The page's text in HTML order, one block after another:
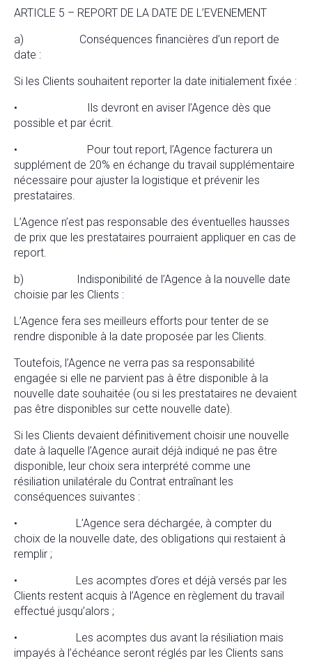
ARTICLE 5 – REPORT DE LA DATE DE L’EVENEMENT
a) Conséquences financières d’un report de
date :
Si les Clients souhaitent reporter la date initialement fixée :
• Ils devront en aviser l’Agence dès que
possible et par écrit.
• Pour tout report, l’Agence facturera un
supplément de 20% en échange du travail supplémentaire
nécessaire pour ajuster la logistique et prévenir les
prestataires.
L’Agence n’est pas responsable des éventuelles hausses
de prix que les prestataires pourraient appliquer en cas de
report.
b) Indisponibilité de l’Agence à la nouvelle date
choisie par les Clients :
L’Agence fera ses meilleurs efforts pour tenter de se
rendre disponible à la date proposée par les Clients.
Toutefois, l’Agence ne verra pas sa responsabilité
engagée si elle ne parvient pas à être disponible à la
nouvelle date souhaitée (ou si les prestataires ne devaient
pas être disponibles sur cette nouvelle date).
Si les Clients devaient définitivement choisir une nouvelle
date à laquelle l’Agence aurait déjà indiqué ne pas être
disponible, leur choix sera interprété comme une
résiliation unilatérale du Contrat entraînant les
conséquences suivantes :
• L’Agence sera déchargée, à compter du
choix de la nouvelle date, des obligations qui restaient à
remplir ;
• Les acomptes d’ores et déjà versés par les
Clients restent acquis à l’Agence en règlement du travail
effectué jusqu’alors ;
• Les acomptes dus avant la résiliation mais
impayés à l’échéance seront réglés par les Clients sans